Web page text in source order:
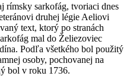
rímsky sarkofág, tvoriaci dnes
druhej légie Aeliovi
text, ktorý po stranách
mal do Želiezoviec
Podľa všetkého bol použitý
osoby, pochovanej na
bol v roku 1736.